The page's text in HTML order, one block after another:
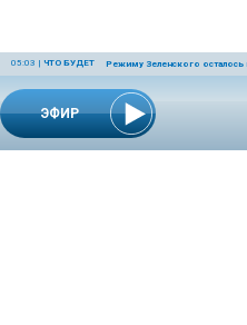
ЭФИР
05:03 | ЧТО БУДЕТ Режиму Зеленского осталось